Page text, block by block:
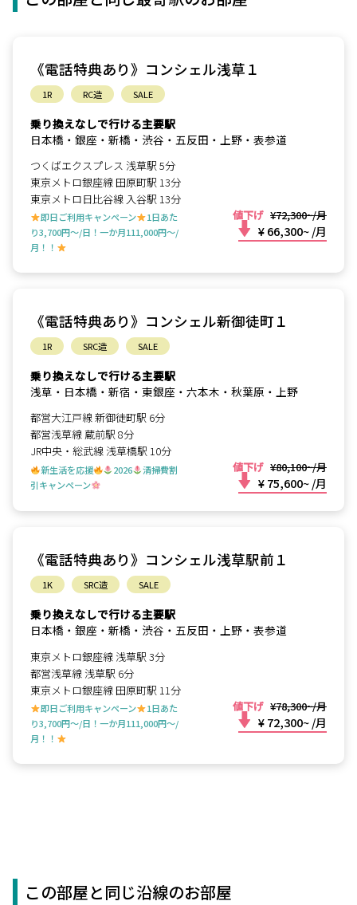
《電話特典あり》コンシェル浅草１
1R RC造 SALE
乗り換えなしで行ける主要駅
日本橋・銀座・新橋・渋谷・五反田・上野・表参道
つくばエクスプレス 浅草駅 5分
東京メトロ銀座線 田原町駅 13分
東京メトロ日比谷線 入谷駅 13分
即日ご利用キャンペーン
1日あた
り3,700円～/日！一か月111,000円～/
月！！
値下げ ¥72,300~/月
¥ 66,300~ /月
《電話特典あり》コンシェル新御徒町１
1R SRC造 SALE
乗り換えなしで行ける主要駅
浅草・日本橋・新宿・東銀座・六本木・秋葉原・上野
都営大江戸線 新御徒町駅 6分
都営浅草線 蔵前駅 8分
JR中央・総武線 浅草橋駅 10分
新生活を応援 2026
清掃費割
引キャンペーン
値下げ ¥80,100~/月
¥ 75,600~ /月
《電話特典あり》コンシェル浅草駅前１
1K SRC造 SALE
乗り換えなしで行ける主要駅
日本橋・銀座・新橋・渋谷・五反田・上野・表参道
東京メトロ銀座線 浅草駅 3分
都営浅草線 浅草駅 6分
東京メトロ銀座線 田原町駅 11分
即日ご利用キャンペーン
1日あた
り3,700円～/日！一か月111,000円～/
月！！
値下げ ¥78,300~/月
¥ 72,300~ /月
この部屋と同じ沿線のお部屋